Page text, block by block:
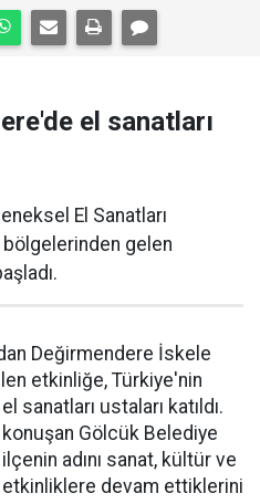
el sanatları
El Sanatları
bölgelerinden gelen
Değirmendere İskele
etkinliğe, Türkiye'nin
sanatları ustaları katıldı.
Gölcük Belediye
ilçenin adını sanat, kültür ve
devam ettiklerini